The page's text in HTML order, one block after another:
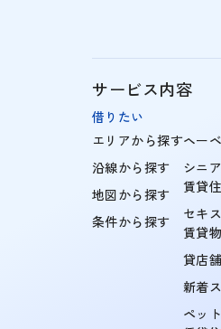
サービス内容
借りたい
エリアから探す
沿線から探す
地図から探す
条件から探す
ヘー
シニ
賃貸
セキ
賃貸
貸店
新着
ペッ